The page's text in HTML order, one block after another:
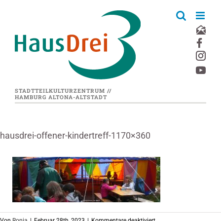
STADTTEILKULTURZENTRUM //
HAMBURG ALTONA-ALTSTADT
hausdrei-offener-kindertreff-1170×360